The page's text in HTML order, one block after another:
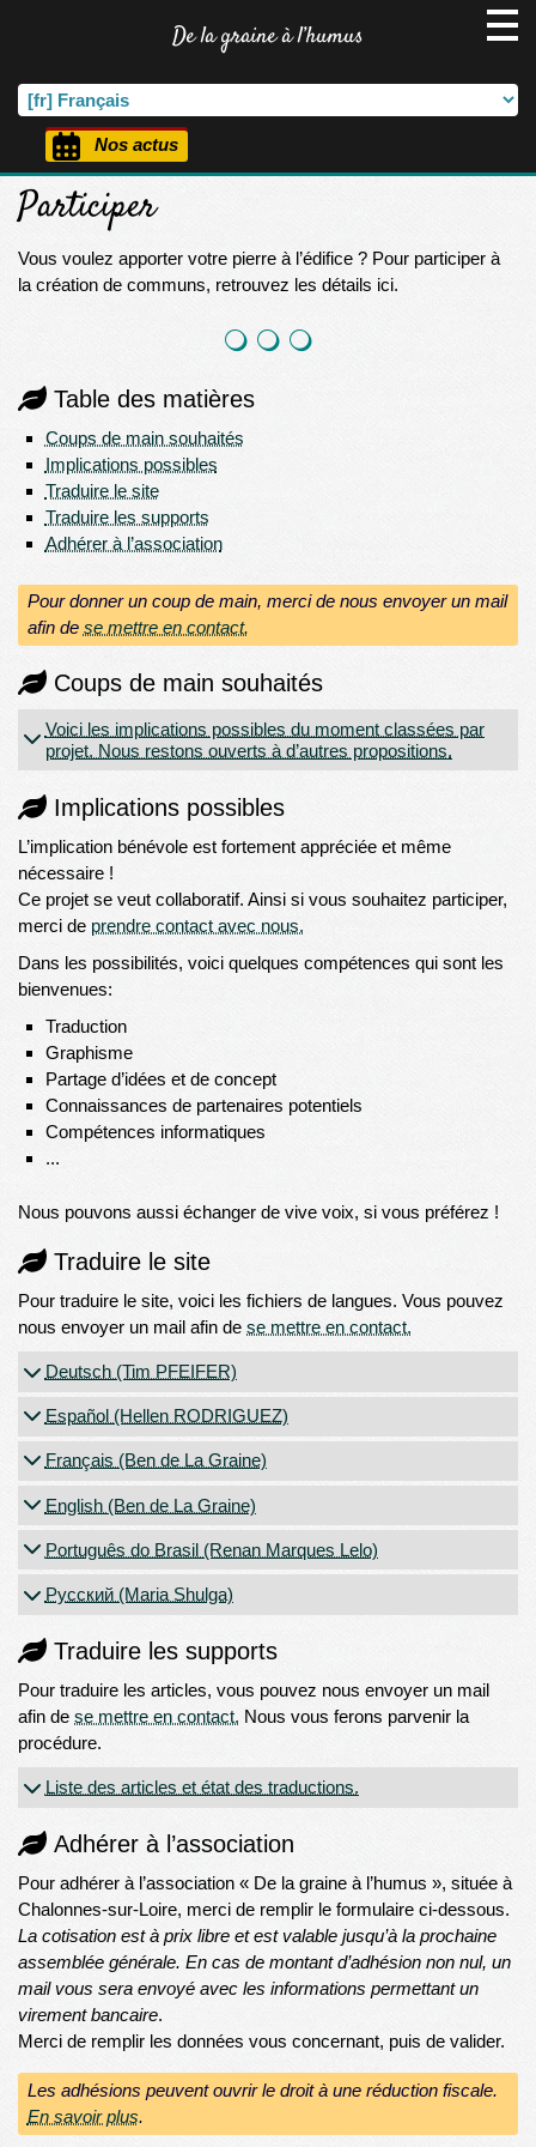
De la graine à l’humus
Nos actus
Participer
Vous voulez apporter votre pierre à l’édifice ? Pour participer à
la création de communs, retrouvez les détails ici.
Table des matières
Coups de main souhaités
Implications possibles
Traduire le site
Traduire les supports
Adhérer à l’association
Pour donner un coup de main, merci de nous envoyer un mail
afin de se mettre en contact.
Coups de main souhaités
Voici les implications possibles du moment classées par
projet. Nous restons ouverts à d’autres propositions.
Implications possibles
L’implication bénévole est fortement appréciée et même
nécessaire !
Ce projet se veut collaboratif. Ainsi si vous souhaitez participer,
merci de prendre contact avec nous.
Dans les possibilités, voici quelques compétences qui sont les
bienvenues:
Traduction
Graphisme
Partage d’idées et de concept
Connaissances de partenaires potentiels
Compétences informatiques
...
Nous pouvons aussi échanger de vive voix, si vous préférez !
Traduire le site
Pour traduire le site, voici les fichiers de langues. Vous pouvez
nous envoyer un mail afin dese mettre en contact.
Deutsch (Tim PFEIFER)
Español (Hellen RODRIGUEZ)
Français (Ben de La Graine)
English (Ben de La Graine)
Português do Brasil (Renan Marques Lelo)
Русский (Maria Shulga)
Traduire les supports
Pour traduire les articles, vous pouvez nous envoyer un mail
afin dese mettre en contact. Nous vous ferons parvenir la
procédure.
Liste des articles et état des traductions.
Adhérer à l’association
Pour adhérer à l’association « De la graine à l’humus », située à
Chalonnes-sur-Loire, merci de remplir le formulaire ci-dessous.
La cotisation est à prix libre et est valable jusqu’à la prochaine
assemblée générale. En cas de montant d’adhésion non nul, un
mail vous sera envoyé avec les informations permettant un
virement bancaire.
Merci de remplir les données vous concernant, puis de valider.
Les adhésions peuvent ouvrir le droit à une réduction fiscale.
En savoir plus.